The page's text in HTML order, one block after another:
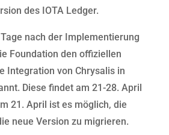
des IOTA Ledger.
nach der Implementierung
Foundation den offiziellen
Integration von Chrysalis in
Diese findet am 21-28. April
21. April ist es möglich, die
neue Version zu migrieren.